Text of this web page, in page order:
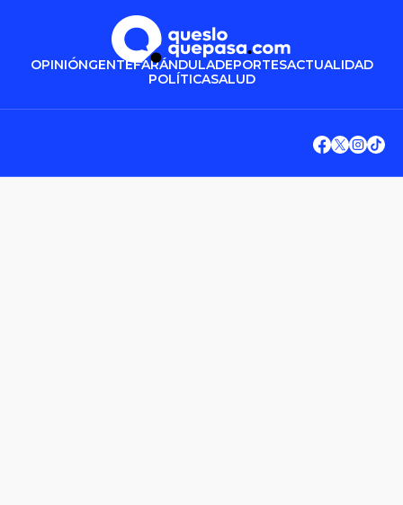
OPINIÓNGENTEFARÁNDULADEPORTESACTUALIDAD
POLÍTICASALUD